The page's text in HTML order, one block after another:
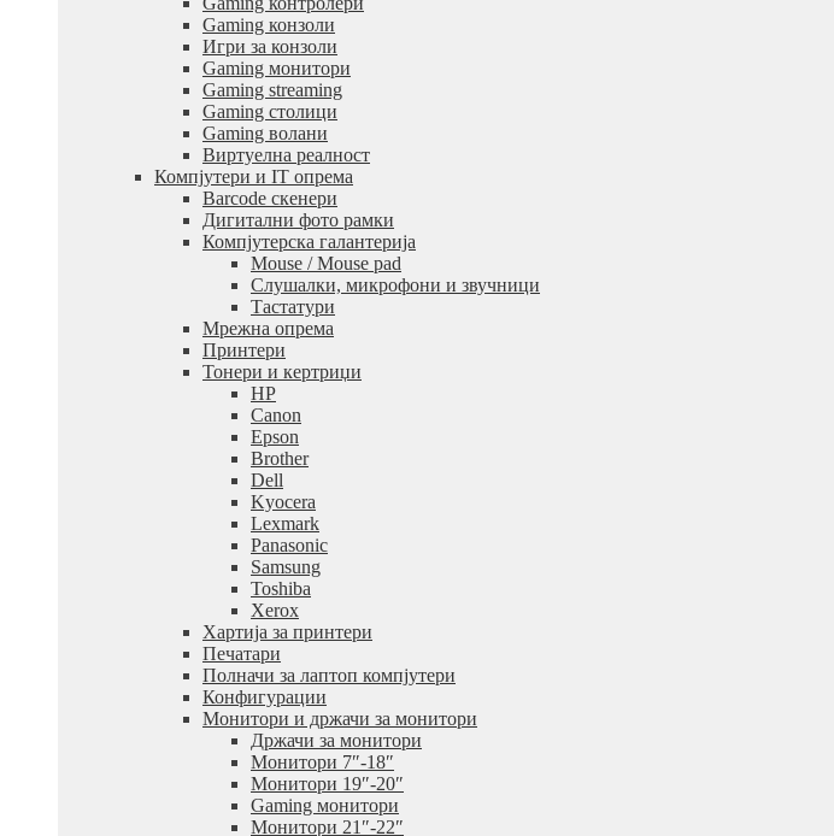
Gaming конзоли
Игри за конзоли
Gaming монитори
Gaming streaming
Gaming столици
Gaming волани
Виртуелна реалност
Компјутери и IT опрема
Barcode скенери
Дигитални фото рамки
Компјутерска галантерија
Mouse / Mouse pad
Слушалки, микрофони и звучници
Тастатури
Мрежна опрема
Принтери
Тонери и кертриџи
HP
Canon
Epson
Brother
Dell
Kyocera
Lexmark
Panasonic
Samsung
Toshiba
Xerox
Хартија за принтери
Печатари
Полначи за лаптоп компјутери
Конфигурации
Монитори и држачи за монитори
Држачи за монитори
Монитори 7″-18″
Монитори 19″-20″
Gaming монитори
Монитори 21″-22″